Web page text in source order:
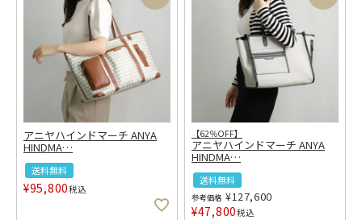
アニヤハインドマーチ ANYA
HINDMA…
送料無料
¥95,800税込
【62％OFF】
アニヤハインドマーチ ANYA
HINDMA…
送料無料
参考価格 ¥127,600
¥47,800税込